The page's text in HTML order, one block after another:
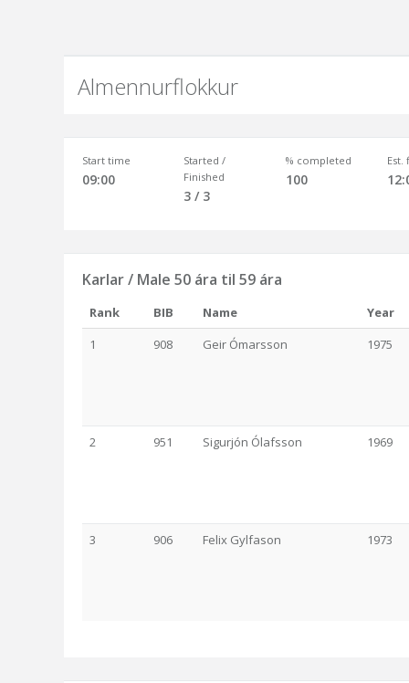
Almennurflokkur
Start time
09:00
Started /
Finished
3 / 3
% completed
100
Est.
Karlar / Male 50 ára til 59 ára
Rank BIB Name
Year
1
908 Geir Ómarsson 1975
2 951 Sigurjón Ólafsson 1969
3 906 Felix Gylfason 1973